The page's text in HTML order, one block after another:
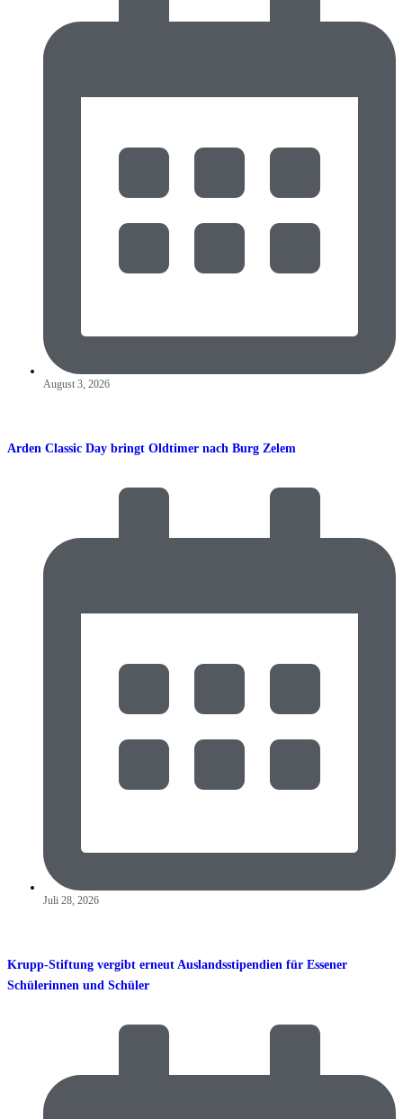
August 3, 2026
Arden Classic Day bringt Oldtimer nach Burg Zelem
Juli 28, 2026
Krupp-Stiftung vergibt erneut Auslandsstipendien für Essener
Schülerinnen und Schüler